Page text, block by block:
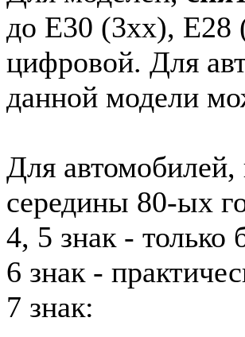
до E30 (3xx), E28
цифровой. Для
данной модели
Для автомобилей,
середины 80-ых
4, 5 знак - только
6 знак -
7 знак: